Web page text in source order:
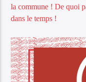
la commune ! De quoi
dans le temps !